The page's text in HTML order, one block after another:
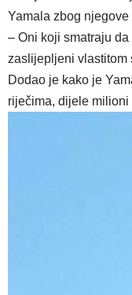
Yamala zbog njegove
– Oni koji smatraju
zaslijepljeni vlastitom
Dodao je kako je
riječima, dijele